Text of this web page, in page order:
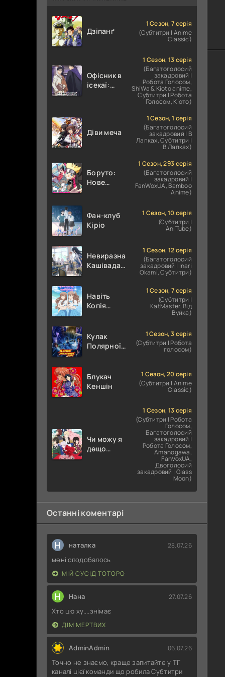
Дзіпанґ
1 Сезон, 7 серія
(Субтитри | Anime
Classic)
Офісник в
ісекаї:
від
Корпоративного
1 Сезон, 13 серія
(Багатоголосий
закадровий |
Робота Голосом,
ShiWa & Kioto anime,
Субтитри | Робота
Голосом, Кіото)
Діви меча
1 Сезон, 1 серія
(Багатоголосий
закадровий | В
Лапках, Субтитри |
В Лапках)
Боруто:
Нове
1 Сезон, 293 серія
(Багатоголосий
закадровий |
FanWoxUA, Bamboo
Anime)
Фан-клуб
Кіріо
1 Сезон, 10 серія
(Субтитри |
AniTube)
Невиразна
Кашівада І
1 Сезон, 12 серія
(Багатоголосий
закадровий | Inari
Okami, Субтитри)
Навіть
Копія
1 Сезон, 7 серія
(Субтитри |
KatMaster, Від
Вуйка)
Кулак
Полярної
НО КЕН /
Кулак
1 Сезон, 3 серія
(Субтитри | Робота
голосом)
Блукач
Кеншін
1 Сезон, 20 серія
(Субтитри | Anime
Classic)
Чи можу я
дещо
1 Сезон, 13 серія
(Субтитри | Робота
Голосом,
Багатоголосий
закадровий |
Робота Голосом,
Amanogawa,
FanVoxUA,
Двоголосий
закадровий | Glass
Moon)
Останні коментарі
Н наталка 28.07.26
мені сподобалось
МІЙ СУСІД ТОТОРО
Н Нана 27.07.26
Хто цю ху....знімає
ДІМ МЕРТВИХ
AdminAdmin 06.07.26
Точно не знаємо, краще запитайте у ТГ
каналі цієї команди що робила Субтитри